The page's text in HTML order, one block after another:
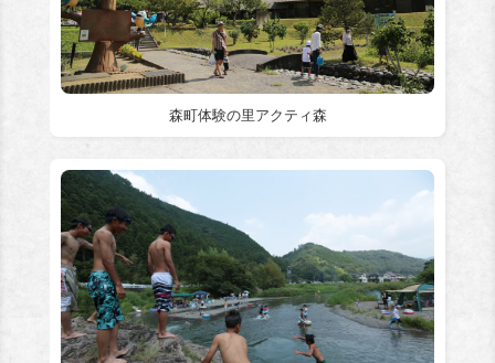
森町体験の里アクティ森